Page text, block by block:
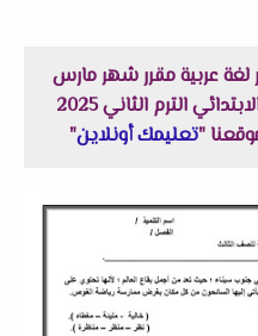
لغة عربية مقرر شهر مارس
+ نموذج الإجابة للصف الثالث الابتدائي الترم الثاني 2025
"تعليمك أونلاين"